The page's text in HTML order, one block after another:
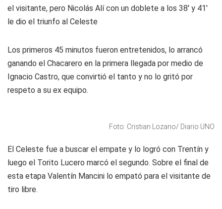
el visitante, pero Nicolás Alí con un doblete a los 38' y 41'
le dio el triunfo al Celeste
Los primeros 45 minutos fueron entretenidos, lo arrancó
ganando el Chacarero en la primera llegada por medio de
Ignacio Castro, que convirtió el tanto y no lo gritó por
respeto a su ex equipo.
Foto: Cristian Lozano/ Diario UNO
El Celeste fue a buscar el empate y lo logró con Trentín y
luego el Torito Lucero marcó el segundo. Sobre el final de
esta etapa Valentín Mancini lo empató para el visitante de
tiro libre.